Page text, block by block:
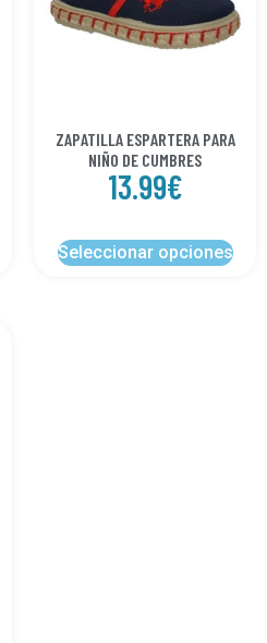
ZAPATILLA ESPARTERA PARA
NIÑO DE CUMBRES
13.99€
Seleccionar opciones